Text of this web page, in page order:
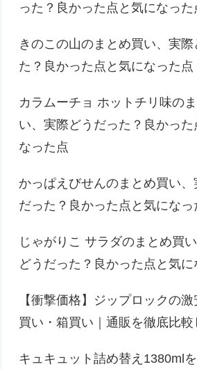
った？良かった点と気になった
きのこの山のまとめ買い、実際
た？良かった点と気になった点
カラムーチョ ホットチリ味の
い、実際どうだった？良かった
なった点
かっぱえびせんのまとめ買い、
だった？良かった点と気になっ
じゃがりこ サラダのまとめ買
どうだった？良かった点と気に
【衝撃価格】ジップロックの
買い・箱買い｜通販を徹底比較
キュキュット詰め替え1380ml